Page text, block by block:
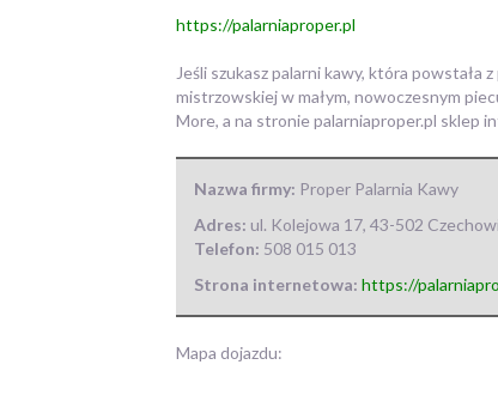
https://palarniaproper.pl
Jeśli szukasz palarni kawy, która
mistrzowskiej w małym, nowoczesnym
More, a na stronie palarniaproper.pl sklep
Nazwa firmy: Proper Palarnia Kawy
Adres: ul. Kolejowa 17, 43-502
Telefon: 508 015 013
Strona internetowa: https://
Mapa dojazdu: